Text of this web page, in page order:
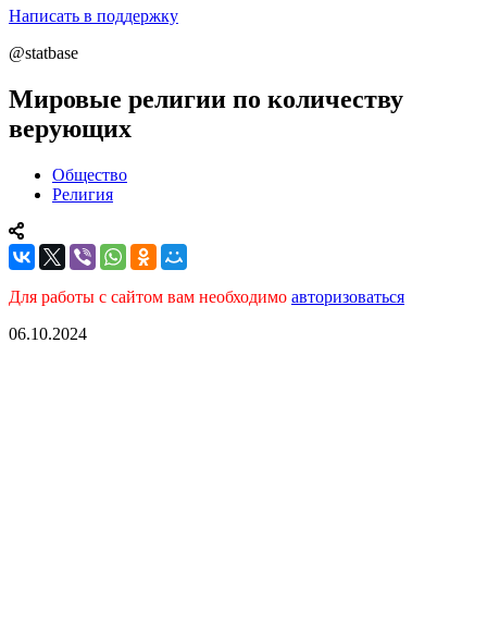
Написать в поддержку
@statbase
Мировые религии по количеству
верующих
Общество
Религия
Для работы с сайтом вам необходимо авторизоваться
06.10.2024